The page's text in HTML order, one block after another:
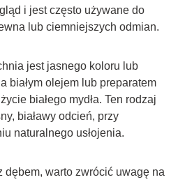
i jest często używane do
lub ciemniejszych odmian.
jest jasnego koloru lub
białym olejem lub preparatem
białego mydła. Ten rodzaj
białawy odcień, przy
naturalnego usłojenia.
dębem, warto zwrócić uwagę na